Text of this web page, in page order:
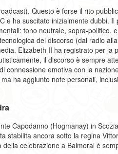
Questo è forse il rito
e ha suscitato inizialmente dubbi. Il
tono neutrale, sopra-politico,
del discorso (dal radio
Elizabeth II ha registrato per la
il discorso è sempre
connessione emotiva con la
ha aggiunto note personali,
Capodanno (Hogmanay) in
stabilita ancora sotto la regina
celebrazione a Balmoral è